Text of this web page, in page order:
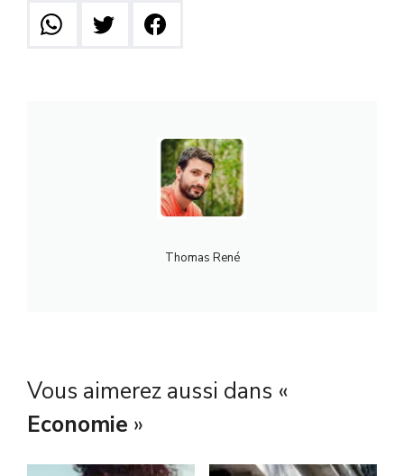
Thomas René
Vous aimerez aussi dans «
Economie »